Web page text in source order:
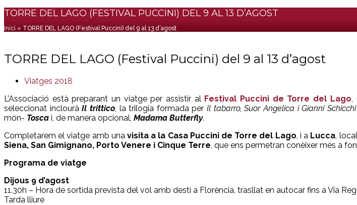
Cistella
TORRE DEL LAGO (FESTIVAL PUCCINI) DEL 9 AL 13 D’AGOST
Inici » TORRE DEL LAGO (Festival Puccini) del 9 al 13 d’agost
TORRE DEL LAGO (Festival Puccini) del 9 al 13 d’agost
Viatges 2018
L’Associació està preparant un viatge per assistir al Festival Puccini de Torre del Lago,
seleccionat inclouràIl trittico, la trilogia formada perIl tabarro, Suor Angelica i Gianni Schicchi
món- Tosca i, de manera opcional, Madama Butterfly.
Completarem el viatge amb unavisita a la Casa Puccini de Torre del Lago, i a Lucca,
Siena, San Gimignano, Porto Venere i Cinque Terre, que ens permetran conèixer més a
Programa de viatge
Dijous 9 d’agost
11.30h – Hora de sortida prevista del vol amb destí a Florència, trasllat en autocar fins a Via
Tarda lliure